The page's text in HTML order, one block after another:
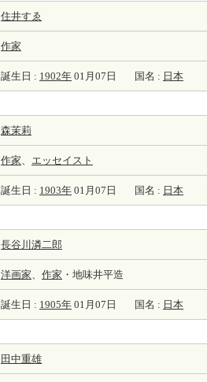
住井すゑ
作家
誕生日 : 1902年 01月07日 国名 : 日本
森茉莉
作家、 エッセイスト
誕生日 : 1903年 01月07日 国名 : 日本
長谷川潾二郎
洋画家、 作家 ・地味井平造
誕生日 : 1905年 01月07日 国名 : 日本
田中重雄